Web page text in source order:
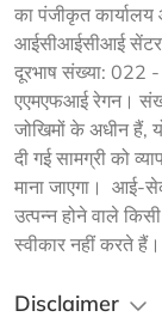
का पंजीकृत
आईसीआईसीआई सेंटर,
दूरभाष संख्या:
एएमएफआई रेगन।
जोखिमों के अधीन हैं,
दी गई सामग्री को
माना जाएगा।  आई-
उत्पन्न होने वाले
स्वीकार नहीं करते हैं।
Disclaimer